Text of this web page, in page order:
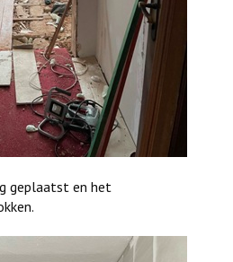
geplaatst en het